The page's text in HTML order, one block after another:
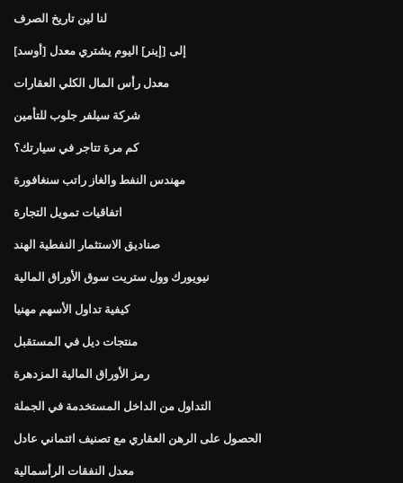
لنا لين تاريخ الصرف
[أوسد] إلى [إينر] اليوم يشتري معدل
معدل رأس المال الكلي العقارات
شركة سيلفر جلوب للتأمين
كم مرة تتاجر في سيارتك؟
مهندس النفط والغاز راتب سنغافورة
اتفاقيات تمويل التجارة
صناديق الاستثمار النفطية الهند
نيويورك وول ستريت سوق الأوراق المالية
كيفية تداول الأسهم مهنيا
منتجات ديل في المستقبل
رمز الأوراق المالية المزدهرة
التداول من الداخل المستخدمة في الجملة
الحصول على الرهن العقاري مع تصنيف ائتماني عادل
معدل النفقات الرأسمالية